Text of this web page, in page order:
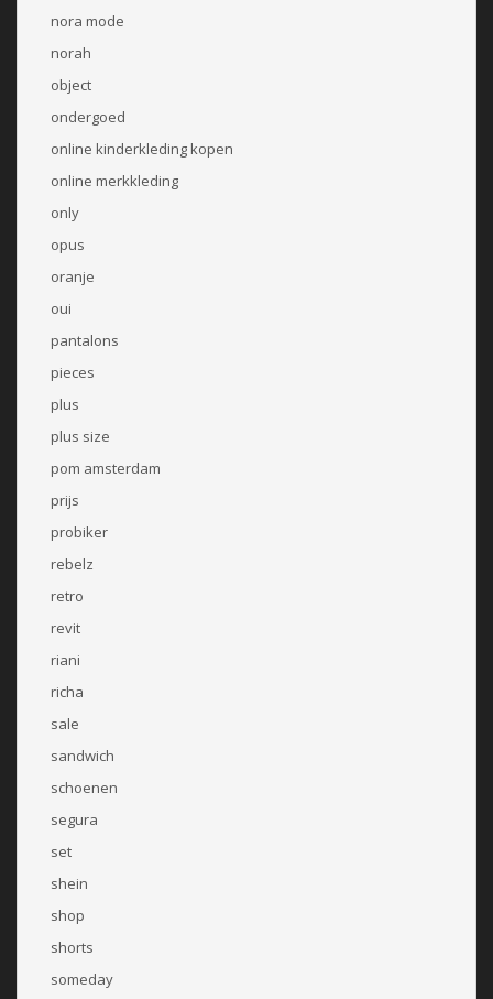
nora mode
norah
object
ondergoed
online kinderkleding kopen
online merkkleding
only
opus
oranje
oui
pantalons
pieces
plus
plus size
pom amsterdam
prijs
probiker
rebelz
retro
revit
riani
richa
sale
sandwich
schoenen
segura
set
shein
shop
shorts
someday